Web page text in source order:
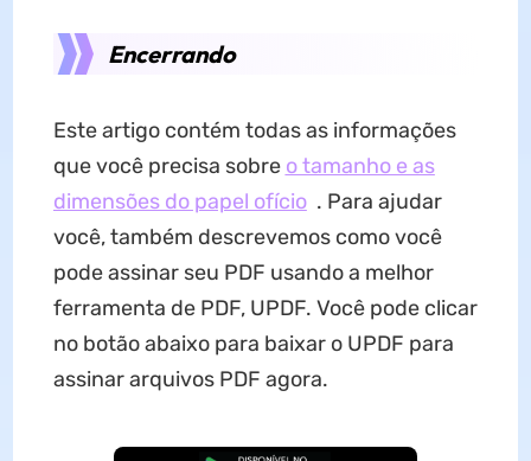
Encerrando
Este artigo contém todas as informações
que você precisa sobre o tamanho e as
dimensões do papel ofício. Para ajudar
você, também descrevemos como você
pode assinar seu PDF usando a melhor
ferramenta de PDF, UPDF. Você pode clicar
no botão abaixo para baixar o UPDF para
assinar arquivos PDF agora.